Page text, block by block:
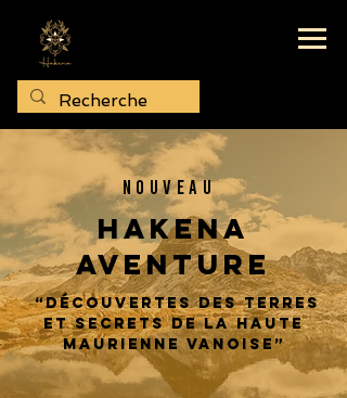
NOUVEAU
Hakena
Aventure
“Découvertes des Terres
et Secrets de la Haute
Maurienne Vanoise”